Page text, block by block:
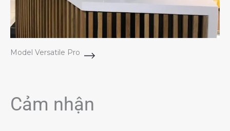
Model Versatile Pro
Cảm nhận